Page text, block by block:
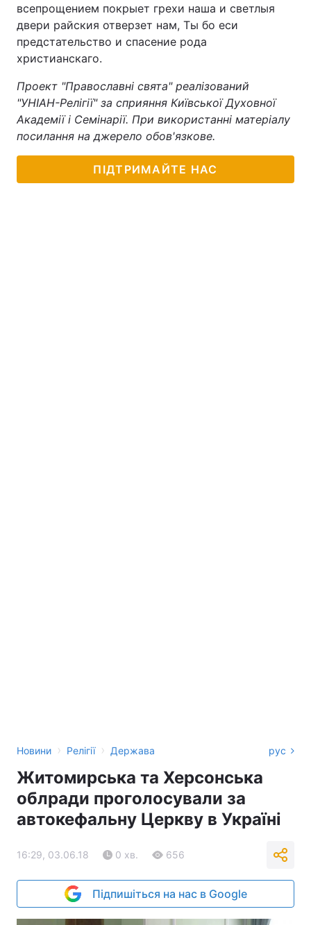
всепрощением покрыет грехи наша и светлыя
двери райския отверзет нам, Ты бо еси
предстательство и спасение рода
христианскаго.
Проект "Православні свята" реалізований
"УНІАН-Релігії" за сприяння Київської Духовної
Академії і Семінарії. При використанні матеріалу
посилання на джерело обов'язкове.
ПІДТРИМАЙТЕ НАС
Новини › Релігії › Держава рус
Житомирська та Херсонська
облради проголосували за
автокефальну Церкву в Україні
16:29, 03.06.18 0 хв. 656
Підпишіться на нас в Google